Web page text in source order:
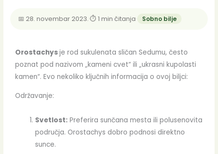
📅 28. novembar 2023.·⏱ 1 min čitanja· Sobno bilje
Orostachysje rod sukulenata sličan Sedumu, često
poznat pod nazivom „kameni cvet“ ili „ukrasni kupolasti
kamen“. Evo nekoliko ključnih informacija o ovoj biljci:
Održavanje:
Svetlost: Preferira sunčana mesta ili polusenovita
područja. Orostachys dobro podnosi direktno
sunce.